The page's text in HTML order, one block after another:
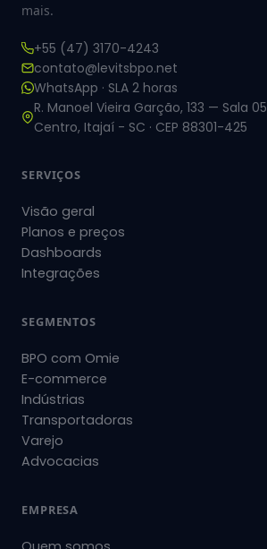
mais.
+55 (47) 3170-4243
contato@levitsbpo.net
WhatsApp · SLA 2 horas
R. Manoel Vieira Garção, 133 — Sala 05
Centro, Itajaí - SC · CEP 88301-425
SERVIÇOS
Visão geral
Planos e preços
Dashboards
Integrações
SEGMENTOS
BPO com Omie
E-commerce
Indústrias
Transportadoras
Varejo
Advocacias
EMPRESA